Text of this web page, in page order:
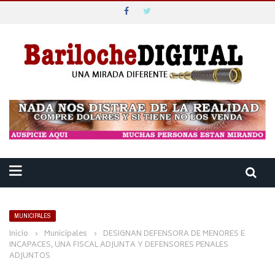
MUNICIPALES
Inicio › Municipales › DESIGNAN DEFENSORA DE MENORES E
INCAPACES, UNA FISCAL ADJUNTA Y DEFENSORES PENALES
ADJUNTOS